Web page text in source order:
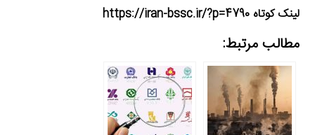
لینک کوتاه https://iran-bssc.ir/?p=4790
مطالب مرتبط: